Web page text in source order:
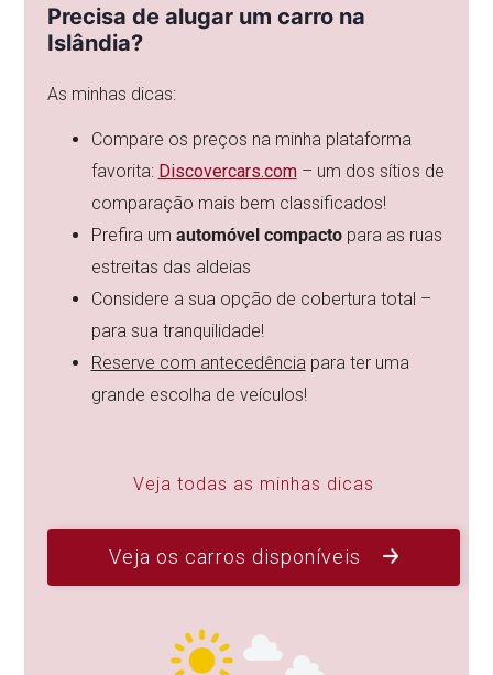
Precisa de alugar um carro na
Islândia?
As minhas dicas:
Compare os preços na minha plataforma
favorita: Discovercars.com – um dos sítios de
comparação mais bem classificados!
Prefira um automóvel compactopara as ruas
estreitas das aldeias
Considere a sua opção de cobertura total –
para sua tranquilidade!
Reserve com antecedência para ter uma
grande escolha de veículos!
Veja todas as minhas dicas
Veja os carros disponíveis